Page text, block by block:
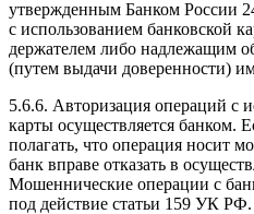
утвержденным Банком России
с использованием банковской
держателем либо надлежащим
(путем выдачи доверенности)
5.6.6. Авторизация операций с
карты осуществляется банком.
полагать, что операция носит
банк вправе отказать в
Мошеннические операции с
под действие статьи 159 УК РФ.